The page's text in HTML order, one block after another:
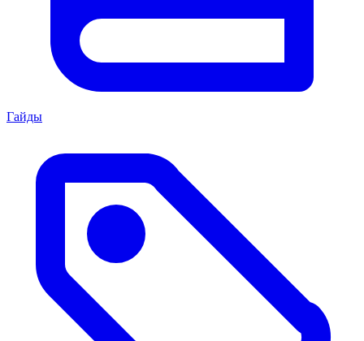
Гайды